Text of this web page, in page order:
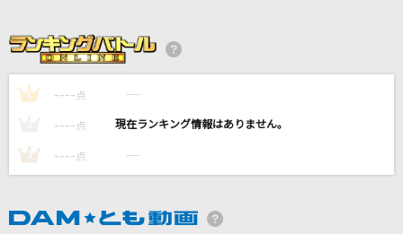
ヒーロー
FUNKY MONKEY BABYS
烏(ビデオクリップバージョン)
米津玄師
母のうた
1 ---- 点 ----
---- 点 ----
3 ---- 点 ----